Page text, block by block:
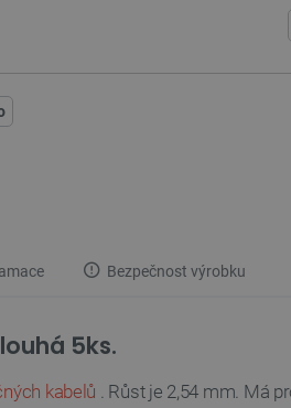
Bezpečnost výrobku
5ks.
kabelů . Růst je 2,54 mm. Má